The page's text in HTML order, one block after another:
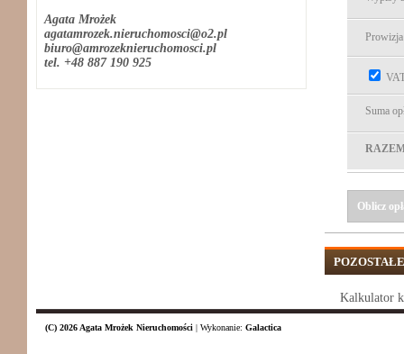
Agata Mrożek
agatamrozek.nieruchomosci@o2.pl
biuro@amrozeknieruchomosci.pl
tel. +48 887 190 925
Suma
Oblicz
Kalkulator
(C) 2026 Agata Mrożek Nieruchomości | Wykonanie: Galactica